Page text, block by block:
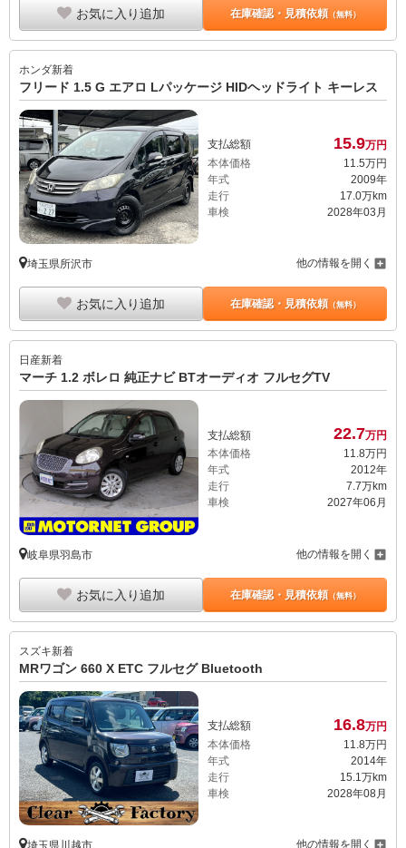
お気に入り追加 在庫確認・見積依頼（無料）
ホンダ新着
フリード 1.5 G エアロ Lパッケージ HIDヘッドライト キーレス
支払総額 15.9万円
本体価格
11. 5万円
年式
2009年
走行
17.0万km
車検
2028年03月
埼玉県所沢市 他の情報を開く
お気に入り追加 在庫確認・見積依頼（無料）
日産新着
マーチ 1.2 ボレロ 純正ナビ BTオーディオ フルセグTV
支払総額 22.7万円
本体価格
11.8万円
年式
2012年
走行
7.7万km
車検
2027年06月
岐阜県羽島市 他の情報を開く
お気に入り追加 在庫確認・見積依頼（無料）
スズキ新着
MRワゴン 660 X ETC フルセグ Bluetooth
支払総額 16.8万円
本体価格
11. 8万円
年式
2014年
走行
15.1万km
車検
2028年08月
他の情報を開く